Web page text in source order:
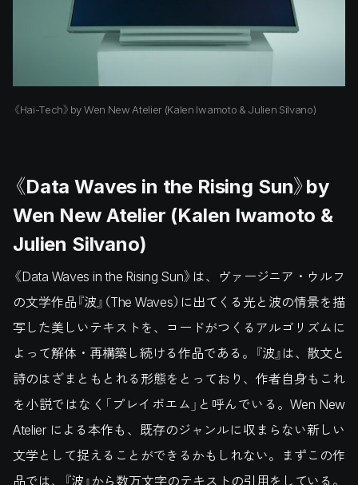
《Hai-Tech》by Wen New Atelier (Kalen Iwamoto & Julien Silvano)
《Data Waves in the Rising Sun》by
Wen New Atelier (Kalen Iwamoto &
Julien Silvano)
《Data Waves in the Rising Sun》は、ヴァージニア・ウルフ
の文学作品『波』（The Waves）に出てくる光と波の情景を描
写した美しいテキストを、コードがつくるアルゴリズムに
よって解体・再構築し続ける作品である。『波』は、散文と
詩のはざまともとれる形態をとっており、作者自身もこれ
を小説ではなく「プレイポエム」と呼んでいる。Wen New
Atelier による本作も、既存のジャンルに収まらない新しい
文学として捉えることができるかもしれない。まずこの作
品では、『波』から数万文字のテキストの引用をしている。